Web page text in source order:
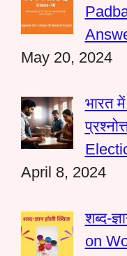
May 20, 2024
भारत
April 8, 2024
शब्द-
on